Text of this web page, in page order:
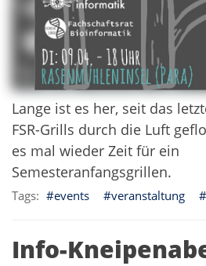
Lange ist es her, seit das
FSR-Grills durch die Luft
es mal wieder Zeit für ein
Semesteranfangsgrillen.
events veranstaltung
Info-